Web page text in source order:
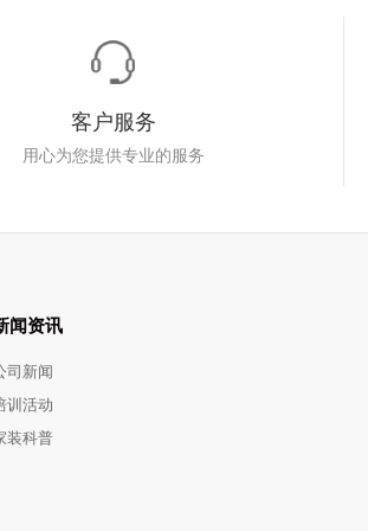
客户服务
用心为您提供专业的服务
闻资讯
司新闻
训活动
装科普